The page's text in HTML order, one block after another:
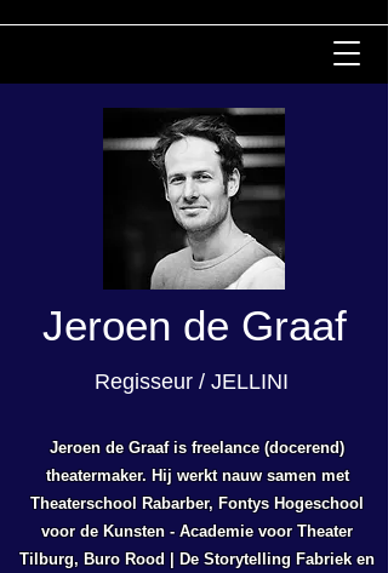
Jeroen de Graaf
Regisseur / JELLINI
Jeroen de Graaf is freelance (docerend)
theatermaker. Hij werkt nauw samen met
Theaterschool Rabarber, Fontys Hogeschool
voor de Kunsten - Academie voor Theater
Tilburg, Buro Rood | De Storytelling Fabriek en